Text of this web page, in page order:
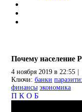
Почему население
4 ноября 2019 в 22:55
Ключи: банки
финансы экономика
П К О Б